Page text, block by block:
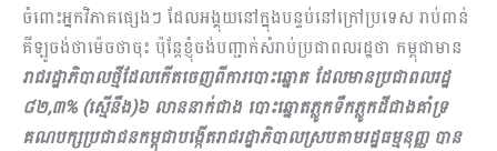
ចំពោះ​អ្នក​វិភាគផ្សេង​ៗ ដែលអង្គុយនៅក្នុងបន្ទប់នៅក្រៅប្រទេស រាប់ពាន់
គីឡូចង់ថាម៉េចថាចុះ ប៉ុន្ដែខ្ញុំចង់​បញ្ជាក់សំរាប់ប្រជាពលរដ្ឋថា កម្ពុជាមាន
រាជរដ្ឋាភិបាលថ្មីដែលកើតចេញពីការបោះឆ្នោត ដែលមានប្រជាពលរដ្ឋ
៨២,៣% (ស្មើនឹង)៦ លាននាក់ជាង បោះឆ្នោតភ្លូកទឹកភ្លូកដីជាងគាំទ្រ
គណបក្សប្រជាជនកម្ពុជាបង្កើតរាជរដ្ឋាភិបាលស្រប​តាមរដ្ឋធម្មនុញ្ញ បាន